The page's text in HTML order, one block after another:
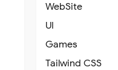
WebSite
UI
Games
Tailwind CSS